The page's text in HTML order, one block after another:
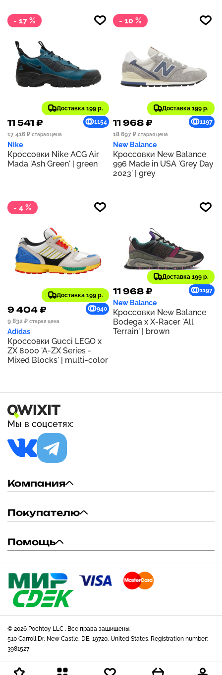
- 17 %
Доставка 199 р.
11 541 ₽
1154
17 416 ₽ старая цена
Nike
Кроссовки Nike ACG Air
Mada 'Ash Green' | green
- 10 %
Доставка 199 р.
11 968 ₽
1197
18 697 ₽ старая цена
New Balance
Кроссовки New Balance
996 Made in USA 'Grey Day
2023' | grey
- 4 %
Доставка 199 р.
9 404 ₽
940
9 832 ₽ старая цена
Adidas
Кроссовки Gucci LEGO x
ZX 8000 'A-ZX Series -
Mixed Blocks' | multi-color
Доставка 199 р.
11 968 ₽ 1197
New Balance
Кроссовки New Balance
Bodega x X-Racer 'All
Terrain' | brown
Мы в соцсетях:
Компания
Покупателю
Помощь
© 2026 Pochtoy LLC . Все права защищены.
510 Carroll Dr, New Castle, DE, 19720, United States. Registration number:
3981527